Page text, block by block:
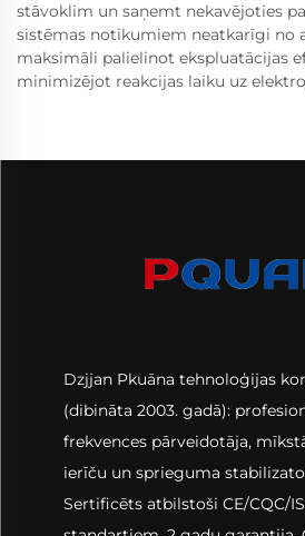
stāvoklim un saņemt nekavējoties
sistēmas notikumiem neatkarīgi no
maksimāli palielinot ekspluatācijas
minimizējot reakcijas laiku uz
Dzjjan Pkuāna tehnoloģijas
(dibināta 2003. gadā):
frekvences pārveidotāja,
ierīču un sprieguma
Sertificēts atbilstoši CE/CQC/